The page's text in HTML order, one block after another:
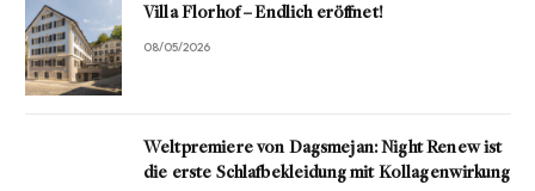
Villa Florhof – Endlich eröffnet!
08/05/2026
Weltpremiere von Dagsmejan: Night Renew ist
die erste Schlafbekleidung mit Kollagenwirkung